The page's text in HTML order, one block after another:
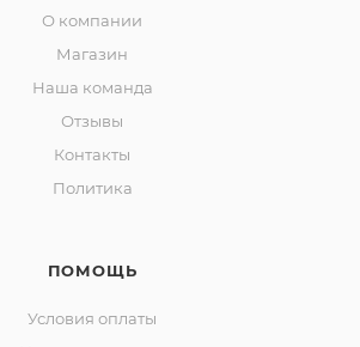
О компании
Магазин
Наша команда
Отзывы
Контакты
Политика
ПОМОЩЬ
Условия оплаты